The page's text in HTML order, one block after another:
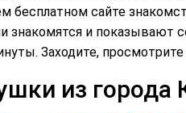
бесплатном сайте
знакомятся и показывают
Заходите,
из города